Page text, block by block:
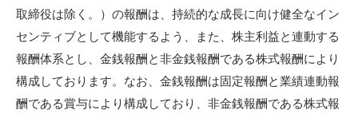
取締役は除く。）の報酬は、持続的な成長に向け健全なイン
センティブとして機能するよう、また、株主利益と連動する
報酬体系とし、金銭報酬と非金銭報酬である株式報酬により
構成しております。なお、金銭報酬は固定報酬と業績連動報
酬である賞与により構成しており、非金銭報酬である株式報